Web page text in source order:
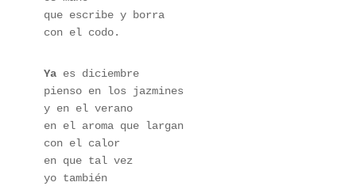
que escribe y borra
con el codo.
Ya es diciembre
pienso en los jazmines
y en el verano
en el aroma que largan
con el calor
en que tal vez
yo también